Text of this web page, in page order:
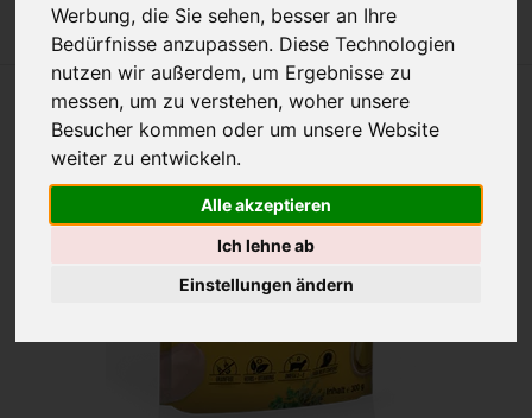
Werbung, die Sie sehen, besser an Ihre
Bedürfnisse anzupassen. Diese Technologien
nutzen wir außerdem, um Ergebnisse zu
messen, um zu verstehen, woher unsere
Besucher kommen oder um unsere Website
weiter zu entwickeln.
Alle akzeptieren
Ich lehne ab
Einstellungen ändern
Zur Übersicht Artikel 1 von 9 nächster Artikel